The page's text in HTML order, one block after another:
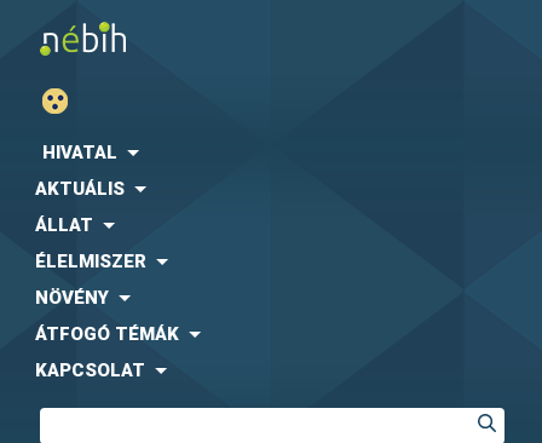
HIVATAL
AKTUÁLIS
ÁLLAT
ÉLELMISZER
NÖVÉNY
ÁTFOGÓ TÉMÁK
KAPCSOLAT